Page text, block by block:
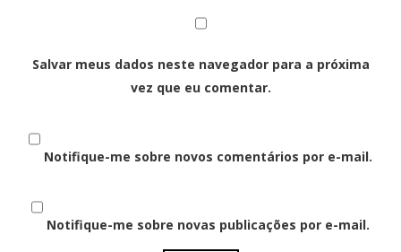
Salvar meus dados neste navegador para a próxima
vez que eu comentar.
Notifique-me sobre novos comentários por e-mail.
Notifique-me sobre novas publicações por e-mail.